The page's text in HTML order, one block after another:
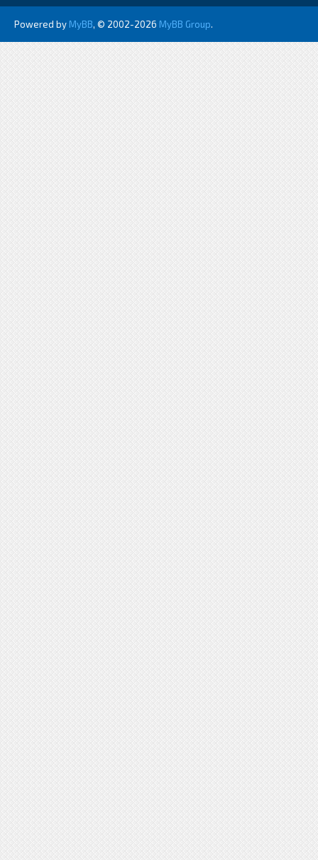
Powered by MyBB, © 2002-2026 MyBB Group.